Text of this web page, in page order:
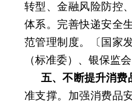
转型、金融风险防控
体系。完善快递安全
范管理制度。〔国家
（标准委）、银保监
五、不断提升消费
准支撑。加强消费品